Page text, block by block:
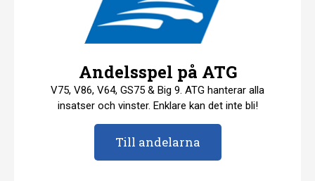
Andelsspel på ATG
V75, V86, V64, GS75 & Big 9. ATG hanterar alla
insatser och vinster. Enklare kan det inte bli!
Till andelarna